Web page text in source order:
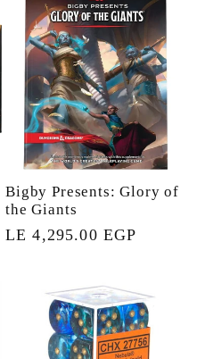
Bigby Presents: Glory of
the Giants
السعر
LE 4,295.00 EGP